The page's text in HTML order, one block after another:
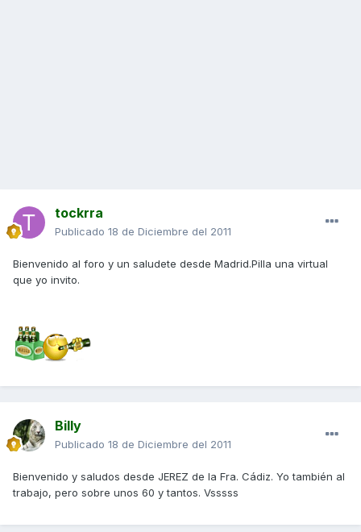
tockrra
Publicado 18 de Diciembre del 2011
Bienvenido al foro y un saludete desde Madrid.Pilla una virtual
que yo invito.
Billy
Publicado 18 de Diciembre del 2011
Bienvenido y saludos desde JEREZ de la Fra. Cádiz. Yo también al
trabajo, pero sobre unos 60 y tantos. Vsssss